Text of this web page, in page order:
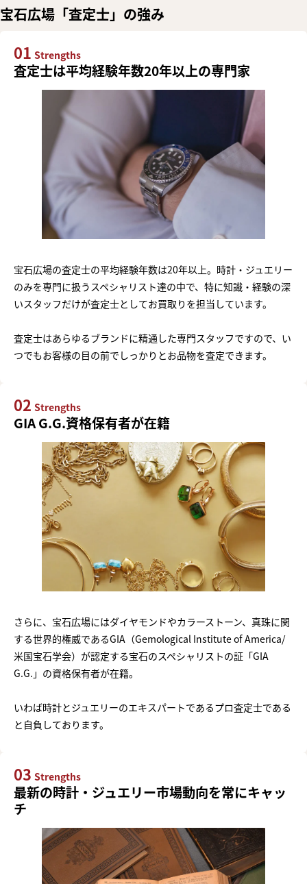
宝石広場「査定士」の強み
01 Strengths
査定士は平均経験年数20年以上の専門家
宝石広場の査定士の平均経験年数は20年以上。時計・ジュエリー
のみを専門に扱うスペシャリスト達の中で、特に知識・経験の深
いスタッフだけが査定士としてお買取りを担当しています。
査定士はあらゆるブランドに精通した専門スタッフですので、い
つでもお客様の目の前でしっかりとお品物を査定できます。
02 Strengths
GIA G.G.資格保有者が在籍
さらに、宝石広場にはダイヤモンドやカラーストーン、真珠に関
する世界的権威であるGIA（Gemological Institute of America/
米国宝石学会）が認定する宝石のスペシャリストの証「GIA
G.G.」の資格保有者が在籍。
いわば時計とジュエリーのエキスパートであるプロ査定士である
と自負しております。
03 Strengths
最新の時計・ジュエリー市場動向を常にキャッ
チ